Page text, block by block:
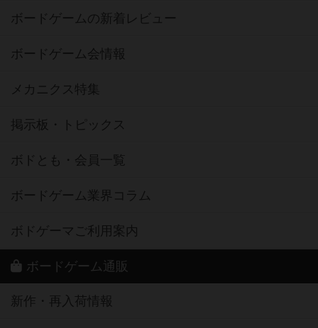
ボードゲームの新着レビュー
ボードゲーム会情報
メカニクス特集
掲示板・トピックス
ボドとも・会員一覧
ボードゲーム業界コラム
ボドゲーマご利用案内
ボードゲーム通販
新作・再入荷情報